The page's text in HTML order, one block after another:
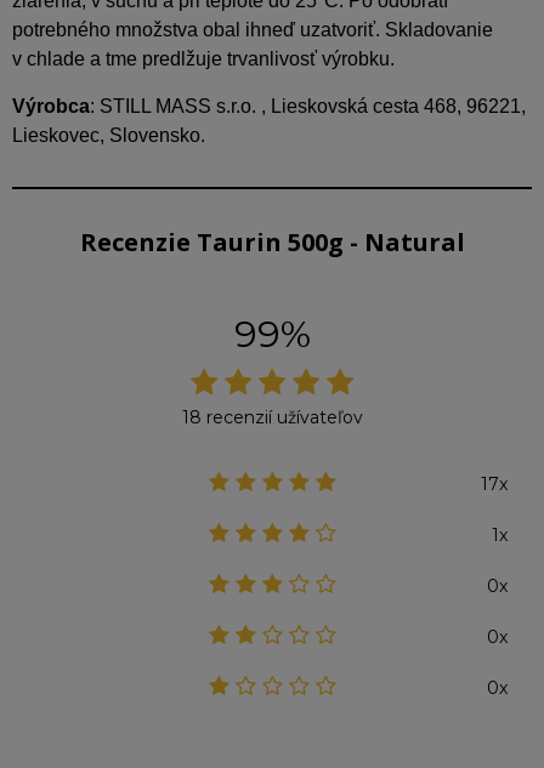
potrebného množstva obal ihneď uzatvoriť. Skladovanie
v chlade a tme predlžuje trvanlivosť výrobku.
Výrobca: STILL MASS s.r.o. , Lieskovská cesta 468, 96221,
Lieskovec, Slovensko.
Recenzie Taurin 500g - Natural
99%
18 recenzií užívateľov
17x
1x
0x
0x
0x